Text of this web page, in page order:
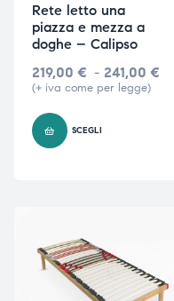
Rete letto una
piazza e mezza a
doghe – Calipso
219,00 € - 241,00 €
(+ iva come per legge)
SCEGLI